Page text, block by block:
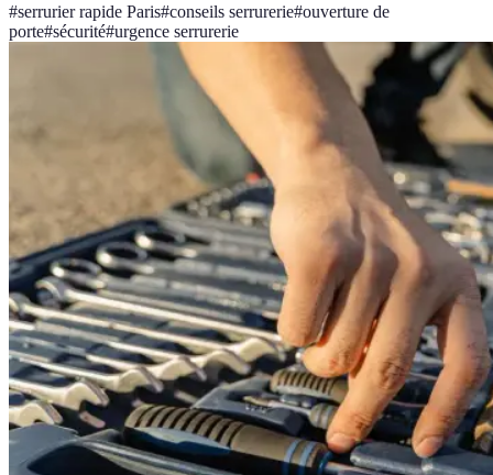
#serrurier rapide Paris#conseils serrurerie#ouverture de
porte#sécurité#urgence serrurerie